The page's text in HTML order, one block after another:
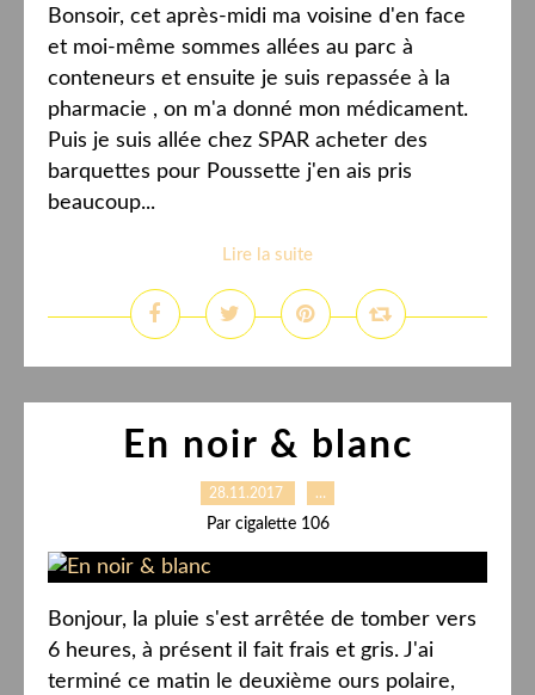
Bonsoir, cet après-midi ma voisine d'en face
et moi-même sommes allées au parc à
conteneurs et ensuite je suis repassée à la
pharmacie , on m'a donné mon médicament.
Puis je suis allée chez SPAR acheter des
barquettes pour Poussette j'en ais pris
beaucoup...
Lire la suite
En noir & blanc
28.11.2017 …
Par cigalette 106
Bonjour, la pluie s'est arrêtée de tomber vers
6 heures, à présent il fait frais et gris. J'ai
terminé ce matin le deuxième ours polaire,